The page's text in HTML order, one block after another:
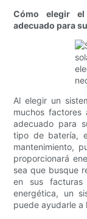
Cómo elegir
adecuado para
Al elegir un
muchos factores
adecuado para
tipo de batería,
mantenimiento,
proporcionará
sea que busque
en sus facturas
energética, un
puede ayudarle a